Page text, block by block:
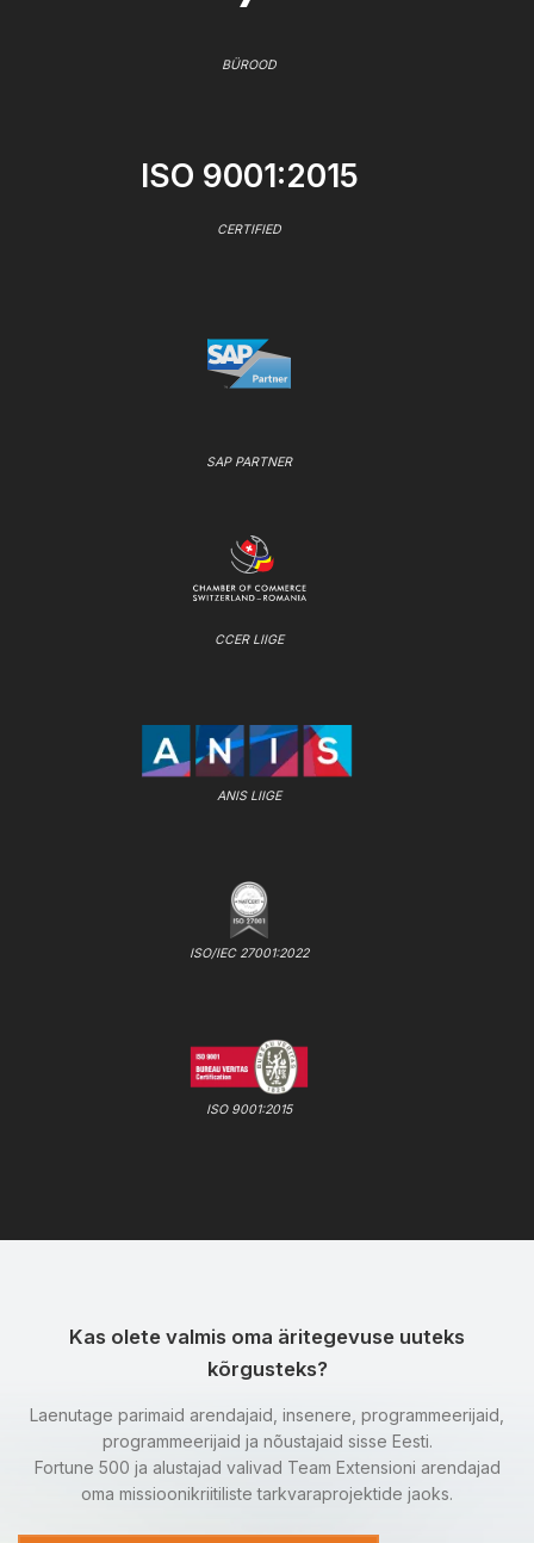
BÜROOD
ISO 9001:2015
CERTIFIED
SAP PARTNER
CCER LIIGE
ANIS LIIGE
ISO/IEC 27001:2022
ISO 9001:2015
Kas olete valmis oma äritegevuse uuteks
kõrgusteks?
Laenutage parimaid arendajaid, insenere, programmeerijaid,
programmeerijaid ja nõustajaid sisse Eesti.
Fortune 500 ja alustajad valivad Team Extensioni arendajad
oma missioonikriitiliste tarkvaraprojektide jaoks.